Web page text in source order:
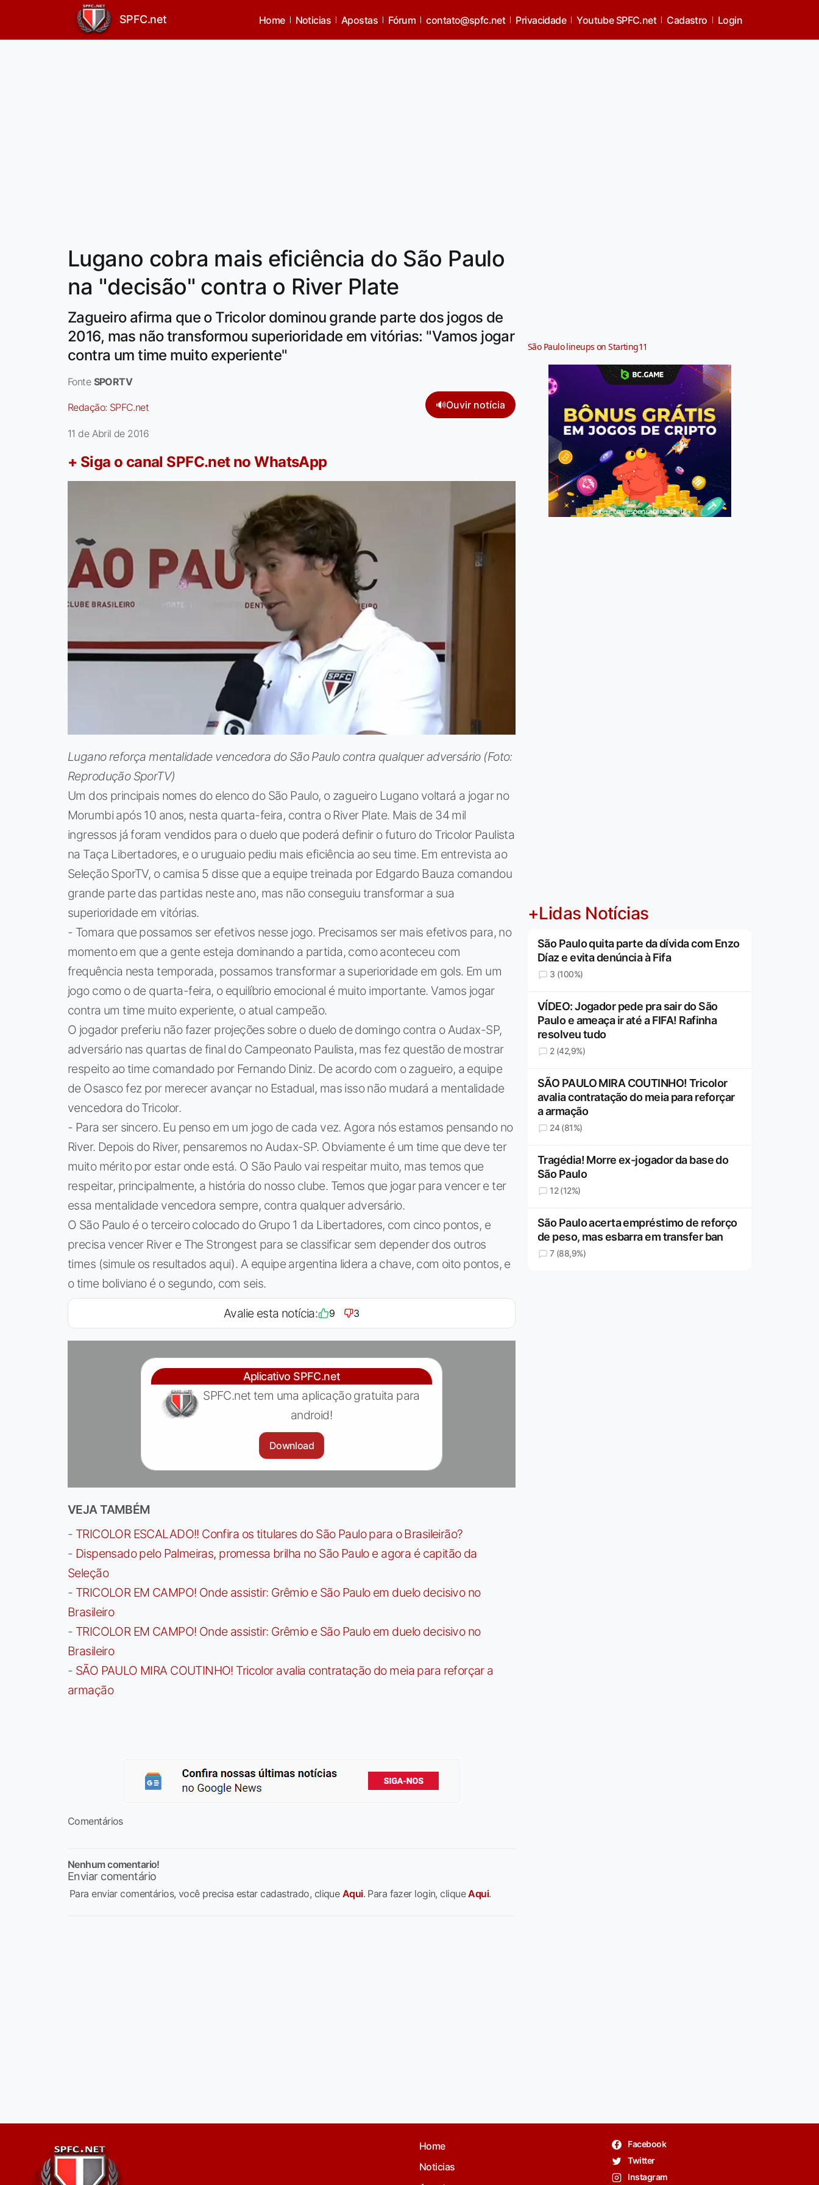
SPFC.net Home Noticias Apostas Fórum contato@spfc.net Privacidade Youtube SPFC.net Cadastro Login
Lugano cobra mais eficiência do São Paulo
na "decisão" contra o River Plate
Zagueiro afirma que o Tricolor dominou grande parte dos jogos de
2016, mas não transformou superioridade em vitórias: "Vamos jogar
contra um time muito experiente"
Fonte SPORTV
Redação: SPFC.net 🔊Ouvir notícia
11 de Abril de 2016
+ Siga o canal SPFC.net no WhatsApp
Lugano reforça mentalidade vencedora do São Paulo contra qualquer adversário (Foto:
Reprodução SporTV)
Um dos principais nomes do elenco do São Paulo, o zagueiro Lugano voltará a jogar no
Morumbi após 10 anos, nesta quarta-feira, contra o River Plate. Mais de 34 mil
ingressos já foram vendidos para o duelo que poderá definir o futuro do Tricolor Paulista
na Taça Libertadores, e o uruguaio pediu mais eficiência ao seu time. Em entrevista ao
Seleção SporTV, o camisa 5 disse que a equipe treinada por Edgardo Bauza comandou
grande parte das partidas neste ano, mas não conseguiu transformar a sua
superioridade em vitórias.
- Tomara que possamos ser efetivos nesse jogo. Precisamos ser mais efetivos para, no
momento em que a gente esteja dominando a partida, como aconteceu com
frequência nesta temporada, possamos transformar a superioridade em gols. Em um
jogo como o de quarta-feira, o equilíbrio emocional é muito importante. Vamos jogar
contra um time muito experiente, o atual campeão.
O jogador preferiu não fazer projeções sobre o duelo de domingo contra o Audax-SP,
adversário nas quartas de final do Campeonato Paulista, mas fez questão de mostrar
respeito ao time comandado por Fernando Diniz. De acordo com o zagueiro, a equipe
de Osasco fez por merecer avançar no Estadual, mas isso não mudará a mentalidade
vencedora do Tricolor.
- Para ser sincero. Eu penso em um jogo de cada vez. Agora nós estamos pensando no
River. Depois do River, pensaremos no Audax-SP. Obviamente é um time que deve ter
muito mérito por estar onde está. O São Paulo vai respeitar muito, mas temos que
respeitar, principalmente, a história do nosso clube. Temos que jogar para vencer e ter
essa mentalidade vencedora sempre, contra qualquer adversário.
O São Paulo é o terceiro colocado do Grupo 1 da Libertadores, com cinco pontos, e
precisa vencer River e The Strongest para se classificar sem depender dos outros
times (simule os resultados aqui). A equipe argentina lidera a chave, com oito pontos, e
o time boliviano é o segundo, com seis.
Avalie esta notícia: 9 3
Aplicativo SPFC.net
SPFC.net tem uma aplicação gratuita para
android!
Download
VEJA TAMBÉM
- TRICOLOR ESCALADO!! Confira os titulares do São Paulo para o Brasileirão?
- Dispensado pelo Palmeiras, promessa brilha no São Paulo e agora é capitão da
Seleção
- TRICOLOR EM CAMPO! Onde assistir: Grêmio e São Paulo em duelo decisivo no
Brasileiro
- TRICOLOR EM CAMPO! Onde assistir: Grêmio e São Paulo em duelo decisivo no
Brasileiro
- SÃO PAULO MIRA COUTINHO! Tricolor avalia contratação do meia para reforçar a
armação
Comentários
Nenhum comentario!
Enviar comentário
Para enviar comentários, você precisa estar cadastrado, clique Aqui. Para fazer login, cliqueAqui.
São Paulo lineups on Starting11
Jogue com responsabilidade. 18+
+Lidas Notícias
São Paulo quita parte da dívida com Enzo
Díaz e evita denúncia à Fifa
3 (100%)
VÍDEO: Jogador pede pra sair do São
Paulo e ameaça ir até a FIFA! Rafinha
resolveu tudo
2 (42,9%)
SÃO PAULO MIRA COUTINHO! Tricolor
avalia contratação do meia para reforçar
a armação
24 (81%)
Tragédia! Morre ex-jogador da base do
São Paulo
12 (12%)
São Paulo acerta empréstimo de reforço
de peso, mas esbarra em transfer ban
7 (88,9%)
Home
Noticias
Facebook
Twitter
Instagram